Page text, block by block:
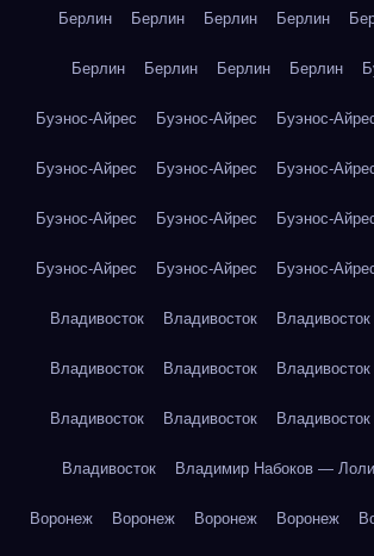
Берлин Берлин Берлин Берлин
Берлин Берлин Берлин Берлин
Буэнос-Айрес Буэнос-Айрес Буэнос-
Буэнос-Айрес Буэнос-Айрес Буэнос-
Буэнос-Айрес Буэнос-Айрес Буэнос-
Буэнос-Айрес Буэнос-Айрес Буэнос-
Владивосток Владивосток Владивосток
Владивосток Владивосток Владивосток
Владивосток Владивосток Владивосток
Владивосток Владимир Набоков —
Воронеж Воронеж Воронеж Воронеж